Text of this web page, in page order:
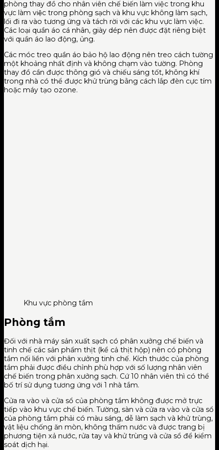
phòng thay đồ cho nhân viên chế biến làm việc trong khu
vực làm việc trong phòng sạch và khu vực không làm sạch,
lối đi ra vào tương ứng và tách rời với các khu vực làm việc.
Các loại quần áo cá nhân, giày dép nên được đặt riêng biệt
với quần áo lao động, ủng.
Các móc treo quần áo bảo hộ lao động nên treo cách tường
một khoảng nhất định và không chạm vào tường. Phòng
thay đồ cần được thông gió và chiếu sáng tốt, không khí
trong nhà có thể được khử trùng bằng cách lắp đèn cực tím
hoặc máy tạo ozone.
Khu vực phòng tắm
Phòng tắm
Đối với nhà máy sản xuất sạch có phân xưởng chế biến và
tinh chế các sản phẩm thịt (kể cả thịt hộp) nên có phòng
tắm nối liền với phân xưởng tinh chế. Kích thước của phòng
tắm phải được điều chỉnh phù hợp với số lượng nhân viên
chế biến trong phân xưởng sạch. Cứ 10 nhân viên thì có thể
bố trí sử dụng tương ứng với 1 nhà tắm.
Cửa ra vào và cửa sổ của phòng tắm không được mở trực
tiếp vào khu vực chế biến. Tường, sàn và cửa ra vào và cửa sổ
của phòng tắm phải có màu sáng, dễ làm sạch và khử trùng,
vật liệu chống ăn mòn, không thấm nước và được trang bị
phương tiện xả nước, rửa tay và khử trùng và cửa sổ để kiểm
soát dịch hại.